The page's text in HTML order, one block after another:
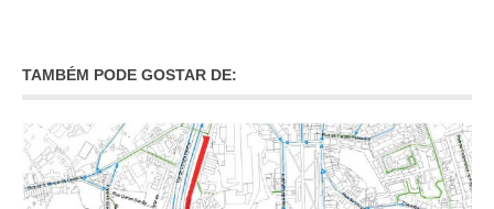
TAMBÉM PODE GOSTAR DE: